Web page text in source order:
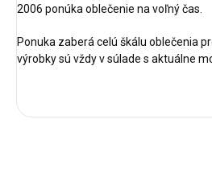
2006 ponúka oblečenie na voľný čas.
Ponuka zaberá celú škálu oblečenia
výrobky sú vždy v súlade s aktuálne